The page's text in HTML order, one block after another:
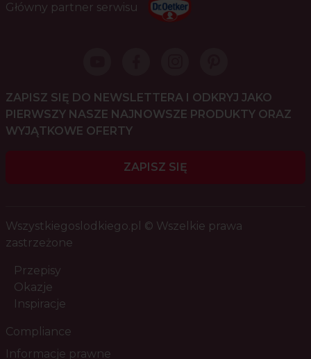
Główny partner serwisu
ZAPISZ SIĘ DO NEWSLETTERA I ODKRYJ JAKO
PIERWSZY NASZE NAJNOWSZE PRODUKTY ORAZ
WYJĄTKOWE OFERTY
ZAPISZ SIĘ
Wszystkiegoslodkiego.pl © Wszelkie prawa
zastrzeżone
Przepisy
Okazje
Inspiracje
Compliance
Informacje prawne